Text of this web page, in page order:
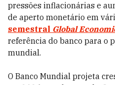
pressões inflacionárias e
de aperto monetário em
semestral Global
referência do banco para o
mundial.
O Banco Mundial projeta